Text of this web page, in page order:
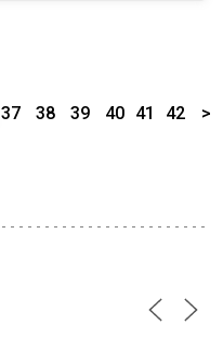
37 38 39 40 41 42 >